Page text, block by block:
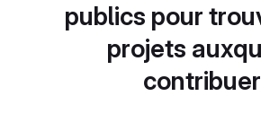
publics pour
projets
contribuer